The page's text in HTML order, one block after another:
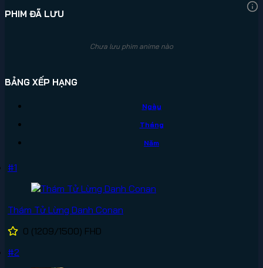
PHIM ĐÃ LƯU
Chưa lưu phim anime nào
BẢNG XẾP HẠNG
Ngày
Tháng
Năm
#1
Thám Tử Lừng Danh Conan
0 (1209/1500) FHD
#2